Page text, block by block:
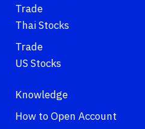
Trade
Thai Stocks
Trade
US Stocks
Knowledge
How to Open Account